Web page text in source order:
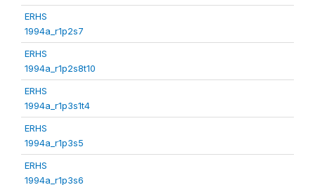
ERHS
1994a_r1p2s7
ERHS
1994a_r1p2s8t10
ERHS
1994a_r1p3s1t4
ERHS
1994a_r1p3s5
ERHS
1994a_r1p3s6